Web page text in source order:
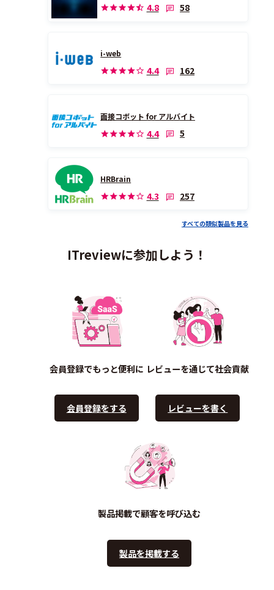
4.8 58
i-web
4.4 162
面接コボット for アルバイト
4.4 5
HRBrain
4.3 257
すべての類似製品を見る
ITreviewに参加しよう！
会員登録でもっと便利に
会員登録をする
レビューを通じて社会貢献
レビューを書く
製品掲載で顧客を呼び込む
製品を掲載する